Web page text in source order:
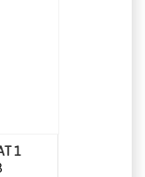
1